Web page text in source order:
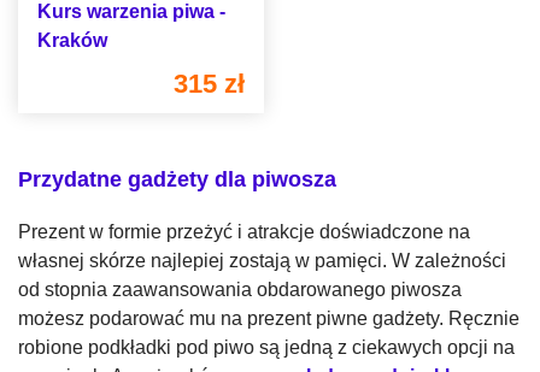
Kurs warzenia piwa -
Kraków
315 zł
Przydatne gadżety dla piwosza
Prezent w formie przeżyć i atrakcje doświadczone na
własnej skórze najlepiej zostają w pamięci. W zależności
od stopnia zaawansowania obdarowanego piwosza
możesz podarować mu na prezent piwne gadżety. Ręcznie
robione podkładki pod piwo są jedną z ciekawych opcji na